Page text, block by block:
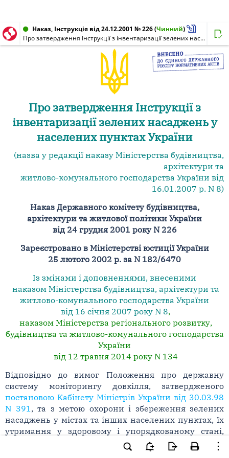
Наказ, Інструкція від 24.12.2001 № 226(Чинний)
Про затвердження Інструкції з інвентаризації зелених насаджень у населених пунктах України